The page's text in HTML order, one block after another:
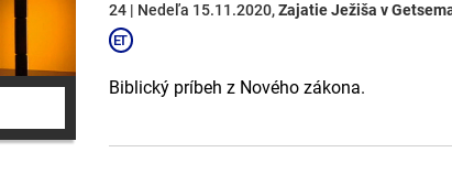
24 | Nedeľa 15.11.2020,Zajatie Ježiša v
Biblický príbeh z Nového zákona.